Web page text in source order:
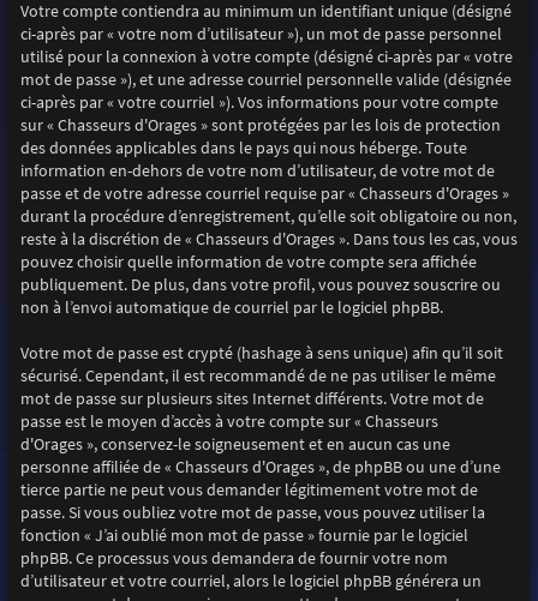
Votre compte contiendra au minimum un identifiant unique (désigné
ci-après par « votre nom d’utilisateur »), un mot de passe personnel
utilisé pour la connexion à votre compte (désigné ci-après par « votre
mot de passe »), et une adresse courriel personnelle valide (désignée
ci-après par « votre courriel »). Vos informations pour votre compte
sur « Chasseurs d'Orages » sont protégées par les lois de protection
des données applicables dans le pays qui nous héberge. Toute
information en-dehors de votre nom d’utilisateur, de votre mot de
passe et de votre adresse courriel requise par « Chasseurs d'Orages »
durant la procédure d’enregistrement, qu’elle soit obligatoire ou non,
reste à la discrétion de « Chasseurs d'Orages ». Dans tous les cas, vous
pouvez choisir quelle information de votre compte sera affichée
publiquement. De plus, dans votre profil, vous pouvez souscrire ou
non à l’envoi automatique de courriel par le logiciel phpBB.
Votre mot de passe est crypté (hashage à sens unique) afin qu’il soit
sécurisé. Cependant, il est recommandé de ne pas utiliser le même
mot de passe sur plusieurs sites Internet différents. Votre mot de
passe est le moyen d’accès à votre compte sur « Chasseurs
d'Orages », conservez-le soigneusement et en aucun cas une
personne affiliée de « Chasseurs d'Orages », de phpBB ou une d’une
tierce partie ne peut vous demander légitimement votre mot de
passe. Si vous oubliez votre mot de passe, vous pouvez utiliser la
fonction « J’ai oublié mon mot de passe » fournie par le logiciel
phpBB. Ce processus vous demandera de fournir votre nom
d’utilisateur et votre courriel, alors le logiciel phpBB générera un